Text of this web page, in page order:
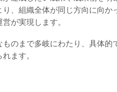
、組織全体が同じ方向に向か
が実現します。
のまで多岐にわたり、具体的
ます。